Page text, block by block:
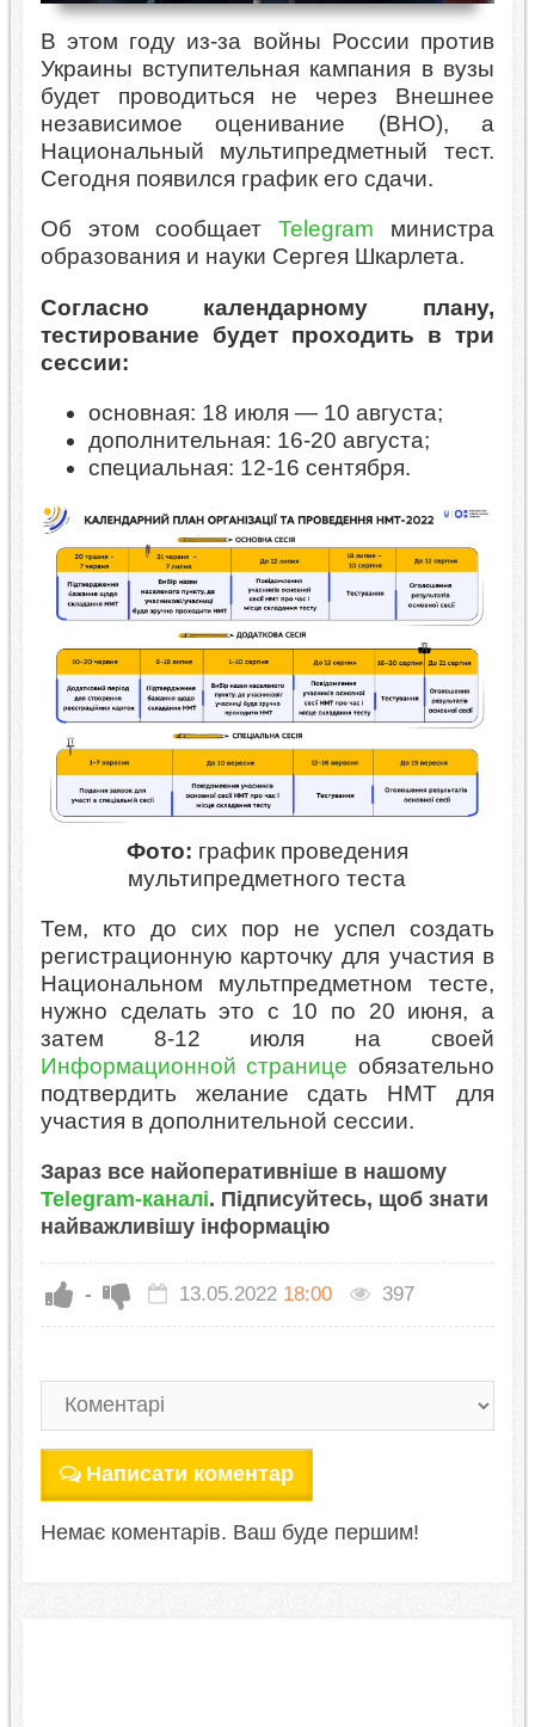
В этом году из-за войны России против
Украины вступительная кампания в вузы
будет проводиться не через Внешнее
независимое оценивание (ВНО), а
Национальный мультипредметный тест.
Сегодня появился график его сдачи.
Об этом сообщаетTelegram министра
образования и науки Сергея Шкарлета.
Согласно календарному плану,
тестирование будет проходить в три
сессии:
основная: 18 июля — 10 августа;
дополнительная: 16-20 августа;
специальная: 12-16 сентября.
Фото: график проведения
мультипредметного теста
Тем, кто до сих пор не успел создать
регистрационную карточку для участия в
Национальном мультпредметном тесте,
нужно сделать это с 10 по 20 июня, а
затем 8-12 июля на своей
Информационной странице обязательно
подтвердить желание сдать НМТ для
участия в дополнительной сессии.
Зараз все найоперативніше в нашому
Telegram-каналі. Підписуйтесь, щоб знати
найважливішу інформацію
- 13.05.2022 18:00 397
Написати коментар
Немає коментарів. Ваш буде першим!